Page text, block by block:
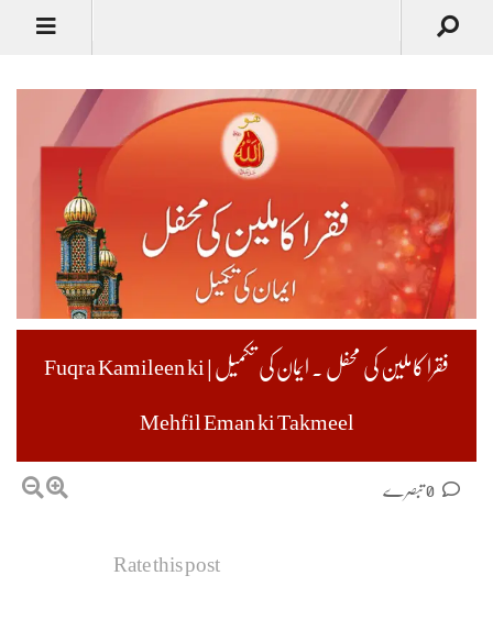
فقرا کاملین کی محفل ۔ ایمان کی تکمیل | Fuqra Kamileen ki
Mehfil Eman ki Takmeel
Rate this post